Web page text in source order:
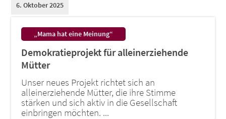
„Mama hat eine Meinung“:
Demokratieprojekt für alleinerziehende
Mütter
6. Oktober 2025
Unser neues Projekt richtet sich an
alleinerziehende Mütter, die ihre Stimme
stärken und sich aktiv in die Gesellschaft
einbringen möchten. ...